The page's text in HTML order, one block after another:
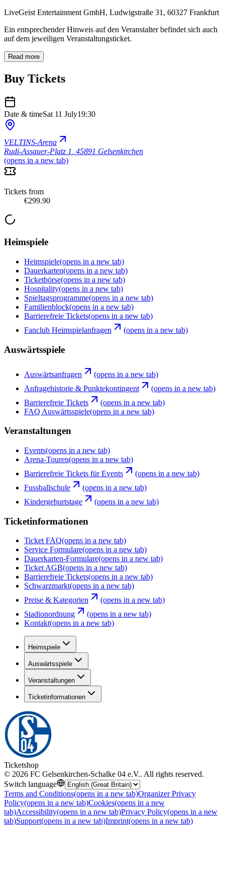
LiveGeist Entertainment GmbH, Ludwigstraße 31, 60327 Frankfurt
Ein entsprechender Hinweis auf den Veranstalter befindet sich auch
auf dem jeweiligen Veranstaltungsticket.
Read more
Buy Tickets
Date & timeSat 11 July19:30
VELTINS-Arena
Rudi-Assauer-Platz 1 45891 Gelsenkirchen
(opens in a new tab)
Tickets from
€299.90
Heimspiele
Heimspiele(opens in a new tab)
Dauerkarten(opens in a new tab)
Ticketbörse(opens in a new tab)
Hospitality(opens in a new tab)
Spieltagsprogramme(opens in a new tab)
Familienblock(opens in a new tab)
Barrierefreie Tickets(opens in a new tab)
Fanclub Heimspielanfragen
(opens in a new tab)
Auswärtsspiele
Auswärtsanfragen
(opens in a new tab)
Anfragehistorie & Punktekontingent
(opens in a new tab)
Barrierefreie Tickets
(opens in a new tab)
FAQ Auswärtsspiele(opens in a new tab)
Veranstaltungen
Events(opens in a new tab)
Arena-Touren(opens in a new tab)
Barrierefreie Tickets für Events
(opens in a new tab)
Fussballschule
(opens in a new tab)
Kindergeburtstage
(opens in a new tab)
Ticketinformationen
Ticket FAQ(opens in a new tab)
Service Formulare(opens in a new tab)
Dauerkarten-Formulare(opens in a new tab)
Ticket AGB(opens in a new tab)
Barrierefreie Tickets(opens in a new tab)
Schwarzmarkt(opens in a new tab)
Preise & Kategorien
(opens in a new tab)
Stadionordnung
(opens in a new tab)
Kontakt(opens in a new tab)
Heimspiele
Auswärtsspiele
Veranstaltungen
Ticketinformationen
Ticketshop
© 2026 FC Gelsenkirchen-Schalke 04 e.V.. All rights reserved.
Switch language
Terms and Conditions(opens in a new tab)Organizer Privacy
Policy(opens in a new tab)Cookies(opens in a new
tab)Accessibility(opens in a new tab)Privacy Policy(opens in a new
tab)Support(opens in a new tab)Imprint(opens in a new tab)